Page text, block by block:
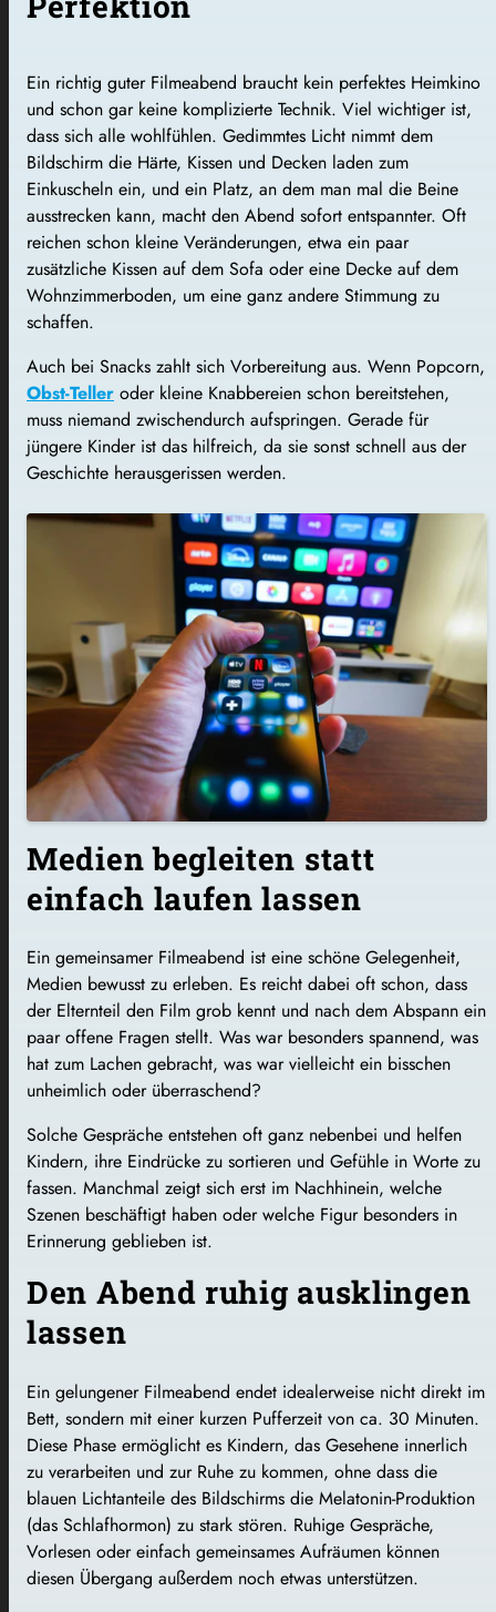
Ein richtig guter Filmeabend braucht kein perfektes Heimkino
und schon gar keine komplizierte Technik. Viel wichtiger ist,
dass sich alle wohlfühlen. Gedimmtes Licht nimmt dem
Bildschirm die Härte, Kissen und Decken laden zum
Einkuscheln ein, und ein Platz, an dem man mal die Beine
ausstrecken kann, macht den Abend sofort entspannter. Oft
reichen schon kleine Veränderungen, etwa ein paar
zusätzliche Kissen auf dem Sofa oder eine Decke auf dem
Wohnzimmerboden, um eine ganz andere Stimmung zu
schaffen.
Auch bei Snacks zahlt sich Vorbereitung aus. Wenn Popcorn,
Obst-Teller oder kleine Knabbereien schon bereitstehen,
muss niemand zwischendurch aufspringen. Gerade für
jüngere Kinder ist das hilfreich, da sie sonst schnell aus der
Geschichte herausgerissen werden.
Medien begleiten statt
einfach laufen lassen
Ein gemeinsamer Filmeabend ist eine schöne Gelegenheit,
Medien bewusst zu erleben. Es reicht dabei oft schon, dass
der Elternteil den Film grob kennt und nach dem Abspann ein
paar offene Fragen stellt. Was war besonders spannend, was
hat zum Lachen gebracht, was war vielleicht ein bisschen
unheimlich oder überraschend?
Solche Gespräche entstehen oft ganz nebenbei und helfen
Kindern, ihre Eindrücke zu sortieren und Gefühle in Worte zu
fassen. Manchmal zeigt sich erst im Nachhinein, welche
Szenen beschäftigt haben oder welche Figur besonders in
Erinnerung geblieben ist.
Den Abend ruhig ausklingen
lassen
Ein gelungener Filmeabend endet idealerweise nicht direkt im
Bett, sondern mit einer kurzen Pufferzeit von ca. 30 Minuten.
Diese Phase ermöglicht es Kindern, das Gesehene innerlich
zu verarbeiten und zur Ruhe zu kommen, ohne dass die
blauen Lichtanteile des Bildschirms die Melatonin-Produktion
(das Schlafhormon) zu stark stören. Ruhige Gespräche,
Vorlesen oder einfach gemeinsames Aufräumen können
diesen Übergang außerdem noch etwas unterstützen.